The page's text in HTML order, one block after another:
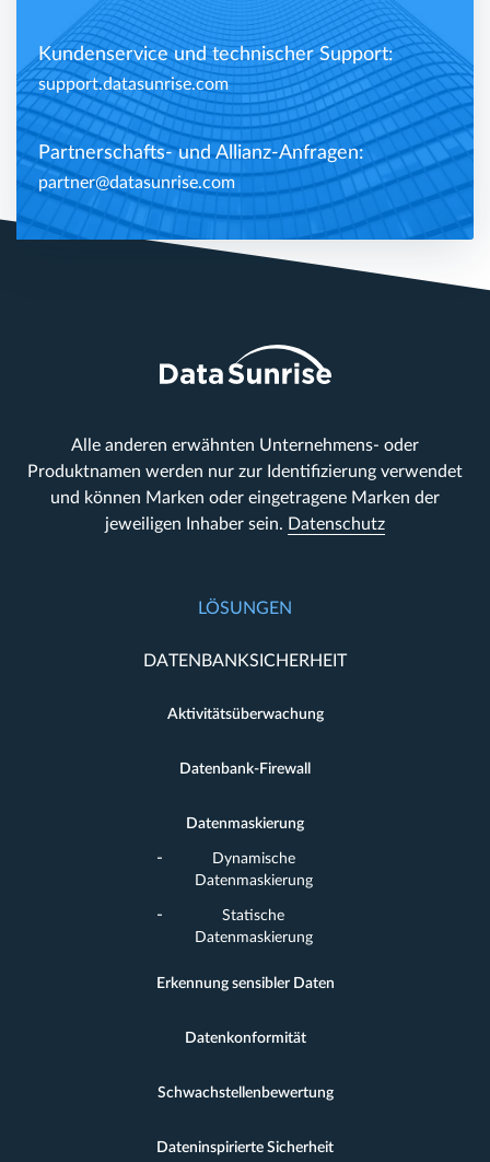
Kundenservice und technischer Support:
support.datasunrise.com
Partnerschafts- und Allianz-Anfragen:
partner@datasunrise.com
Alle anderen erwähnten Unternehmens- oder
Produktnamen werden nur zur Identifizierung verwendet
und können Marken oder eingetragene Marken der
jeweiligen Inhaber sein. Datenschutz
LÖSUNGEN
DATENBANKSICHERHEIT
Aktivitätsüberwachung
Datenbank-Firewall
Datenmaskierung
Dynamische
Datenmaskierung
Statische
Datenmaskierung
Erkennung sensibler Daten
Datenkonformität
Schwachstellenbewertung
Dateninspirierte Sicherheit